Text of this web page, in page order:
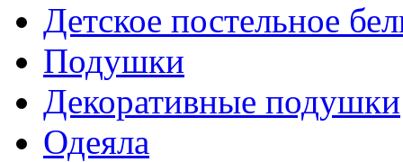
Детское постельное
Подушки
Декоративные подушки
Одеяла